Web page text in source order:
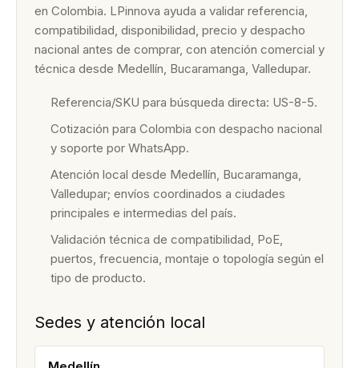
en Colombia. LPinnova ayuda a validar referencia,
compatibilidad, disponibilidad, precio y despacho
nacional antes de comprar, con atención comercial y
técnica desde Medellín, Bucaramanga, Valledupar.
Referencia/SKU para búsqueda directa: US-8-5.
Cotización para Colombia con despacho nacional
y soporte por WhatsApp.
Atención local desde Medellín, Bucaramanga,
Valledupar; envíos coordinados a ciudades
principales e intermedias del país.
Validación técnica de compatibilidad, PoE,
puertos, frecuencia, montaje o topología según el
tipo de producto.
Sedes y atención local